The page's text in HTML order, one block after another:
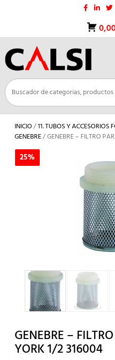
INICIO/11. TUBOS Y ACCESORIOS
GENEBRE/ GENEBRE – FILTRO
25%
GENEBRE –
YORK 1/2 316004
25%